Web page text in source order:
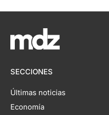
SECCIONES
Últimas noticias
Economía